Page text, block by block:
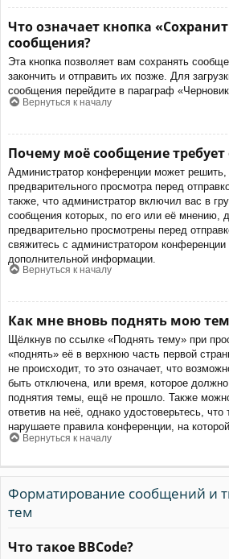
Что означает кнопка
сообщения?
Эта кнопка позволяет вам сохранять
закончить и отправить их позже. Для
сообщения перейдите в параграф
Вернуться к началу
Почему моё сообщение требует
Администратор конференции может
предварительного просмотра перед
также, что администратор включил вас в
сообщения которых, по его или её мнению,
предварительно просмотрены перед
свяжитесь с администратором
дополнительной информации.
Вернуться к началу
Как мне вновь поднять мою
Щёлкнув по ссылке «Поднять тему» при
«поднять» её в верхнюю часть первой
не происходит, то это означает, что
быть отключена, или время, которое должно
поднятия темы, ещё не прошло. Также
ответив на неё, однако удостоверьтесь,
нарушаете правила конференции, на
Вернуться к началу
Форматирование сообщений и
тем
Что такое BBCode?